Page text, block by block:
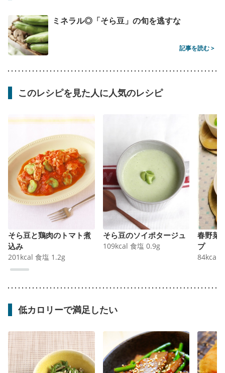
ミネラル◎「そら豆」の旬を逃すな
記事を読む >
このレシピを見た人に人気のレシピ
そら豆と鶏肉のトマト煮
込み
201 kcal 食塩 1.2g
そら豆のソイポタージュ
109kcal 食塩 0.9g
春野菜
プ
84kcal
低カロリーで満足したい